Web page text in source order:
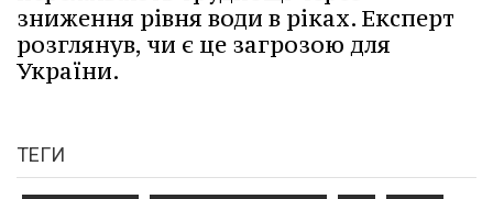
зниження рівня води в ріках. Експерт
розглянув, чи є це загрозою для
України.
ТЕГИ